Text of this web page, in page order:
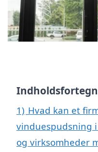
1) Hvad kan et
vinduespudsning
og virksomheder